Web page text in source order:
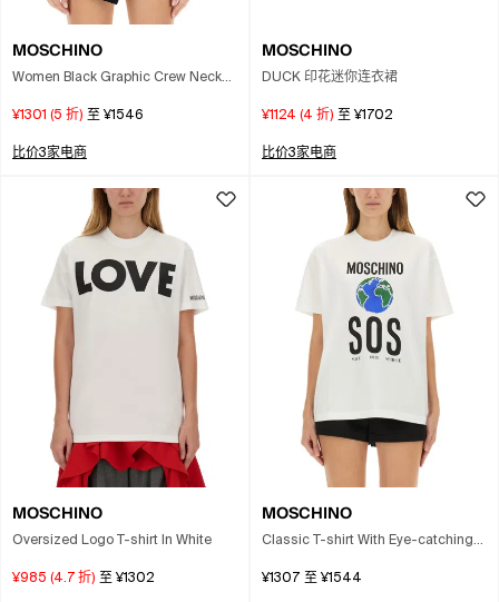
MOSCHINO
Women Black Graphic Crew Neck
Women Darveys
¥1301 (5 折) 至 ¥1546
比价3家电商
MOSCHINO
DUCK 印花迷你连衣裙
¥1124 (4 折) 至 ¥1702
比价3家电商
MOSCHINO
Oversized Logo T-shirt In White
¥985 (4.7 折) 至 ¥1302
MOSCHINO
Classic T-shirt With Eye-catching
¥1307 至 ¥1544